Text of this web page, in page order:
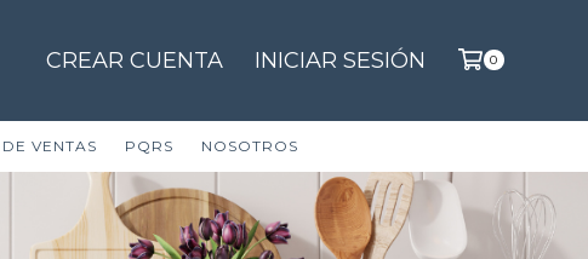
CREAR CUENTA INICIAR SESIÓN 0
VENTAS PQRS NOSOTROS